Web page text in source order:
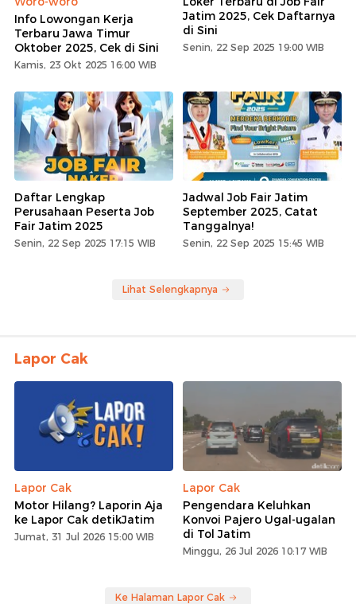
Info Lowongan Kerja
Terbaru Jawa Timur
Oktober 2025, Cek di Sini
Kamis, 23 Okt 2025 16:00 WIB
Jatim 2025, Cek Daftarnya
di Sini
Senin, 22 Sep 2025 19:00 WIB
Daftar Lengkap
Perusahaan Peserta Job
Fair Jatim 2025
Senin, 22 Sep 2025 17:15 WIB
Jadwal Job Fair Jatim
September 2025, Catat
Tanggalnya!
Senin, 22 Sep 2025 15:45 WIB
Lihat Selengkapnya
Lapor Cak
Lapor Cak
Motor Hilang? Laporin Aja
ke Lapor Cak detikJatim
Jumat, 31 Jul 2026 15:00 WIB
Lapor Cak
Pengendara Keluhkan
Konvoi Pajero Ugal-ugalan
di Tol Jatim
Minggu, 26 Jul 2026 10:17 WIB
Ke Halaman Lapor Cak